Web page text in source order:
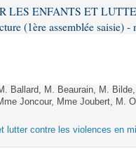
LES ENFANTS ET
(1ère assemblée saisie) -
Ballard, M. Beaurain, M.
Joncour, Mme Joubert, M.
lutter contre les violences en